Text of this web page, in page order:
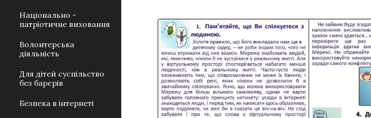
Національно -
патріотичне виховання
Волонтерська
діяльність
Для дітей суспільство
без барєрів
Безпека в інтернеті